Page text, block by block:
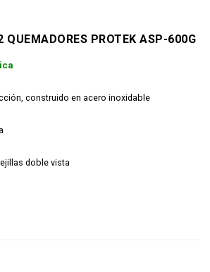
QUEMADORES PROTEK ASP-600G
construido en acero inoxidable
doble vista